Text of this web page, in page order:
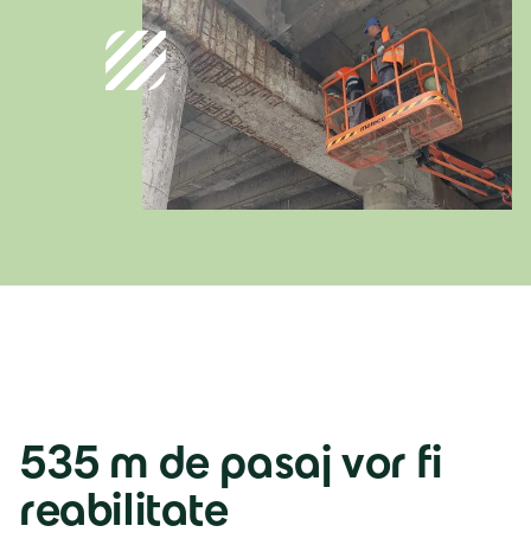
535 m de pasaj vor fi
reabilitate
Deutschland
Deutsch
Österreich
România
Lb. română